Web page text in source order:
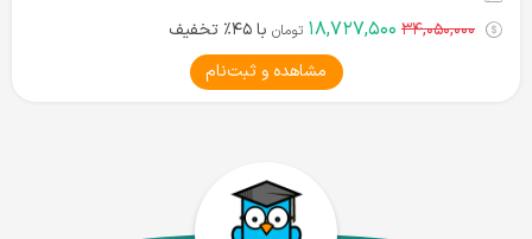
۳۴,۰۵۰,۰۰۰ ۱۸,۷۲۷,۵۰۰ تومان با ۴۵٪ تخفیف
مشاهده و ثبت‌نام